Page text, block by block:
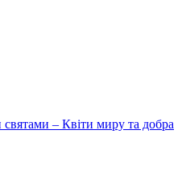
– Квіти миру та добра